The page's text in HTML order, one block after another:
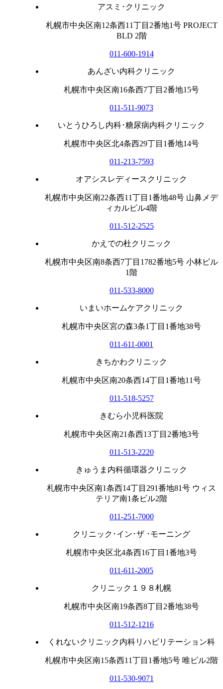
アスミ･クリニック
札幌市中央区南12条西11丁目2番地1号 PROJECT
BLD 2階
011-600-1914
あんざい内科クリニック
札幌市中央区南16条西7丁目2番地15号
011-511-9073
いとうひろし内科･糖尿病内科クリニック
札幌市中央区北4条西29丁目1番地14号
011-213-7593
オアシスレディースクリニック
札幌市中央区南22条西11丁目1番地48号 山鼻メデ
ィカルビル4階
011-512-2525
かえでの杜クリニック
札幌市中央区南8条西7丁目1782番地5号 小林ビル
1階
011-533-8000
いまいホームケアクリニック
札幌市中央区宮の森3条1丁目1番地38号
011-611-0001
きちかわクリニック
札幌市中央区南20条西14丁目1番地11号
011-518-5257
きむら小児科医院
札幌市中央区南21条西13丁目2番地3号
011-513-2220
きゅうま内科循環器クリニック
札幌市中央区南1条西14丁目291番地81号 ウィス
テリア南1条ビル2階
011-251-7000
クリニック･イン･ザ ･モーニング
札幌市中央区北4条西16丁目1番地3号
011-611-2005
クリニック１９８札幌
札幌市中央区南19条西8丁目2番地38号
011-512-1216
くれないクリニック内科リハビリテーション科
札幌市中央区南15条西11丁目1番地5号 唯ビル2階
011-530-9071